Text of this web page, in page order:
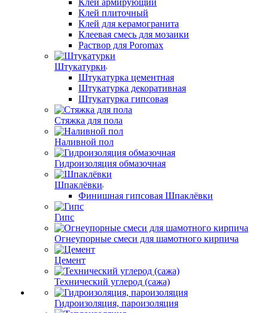
Клей армирующий
Клей плиточный
Клей для керамогранита
Клеевая смесь для мозаики
Раствор для Poromax
Штукатурки
Штукатурка цементная
Штукатурка декоративная
Штукатурка гипсовая
Стяжка для пола
Наливной пол
Гидроизоляция обмазочная
Шпаклёвки
Финишная гипсовая Шпаклёвки
Гипс
Огнеупорные смеси для шамотного кирпича
Цемент
Технический углерод (сажа)
Гидроизоляция, пароизоляция